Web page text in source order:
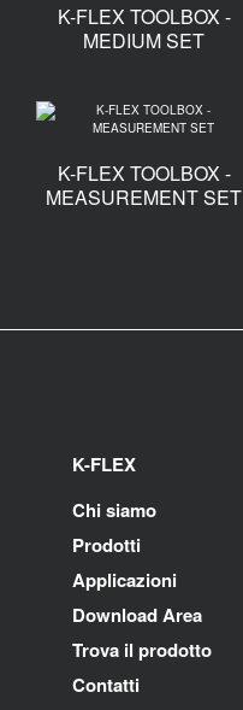
K-FLEX TOOLBOX -
MEDIUM SET
K-FLEX TOOLBOX -
MEASUREMENT SET
K-FLEX
Chi siamo
Prodotti
Applicazioni
Download Area
Trova il prodotto
Contatti